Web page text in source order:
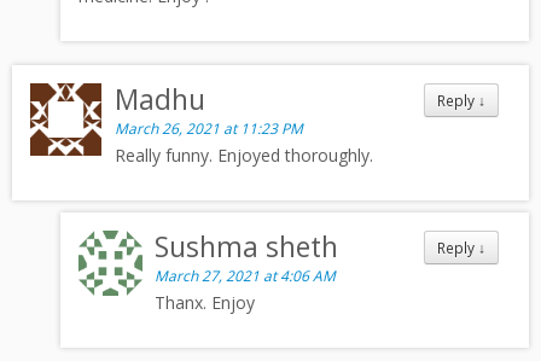
Reply ↓
Madhu
March 26, 2021 at 11:23 PM
Really funny. Enjoyed thoroughly.
Reply ↓
Sushma sheth
March 27, 2021 at 4:06 AM
Thanx. Enjoy